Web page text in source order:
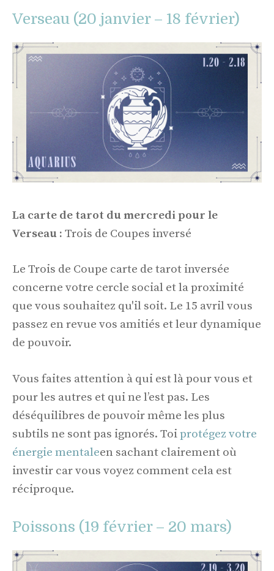
Verseau (20 janvier – 18 février)
La carte de tarot du mercredi pour le
Verseau : Trois de Coupes inversé
Le Trois de Coupe carte de tarot inversée
concerne votre cercle social et la proximité
que vous souhaitez qu'il soit. Le 15 avril vous
passez en revue vos amitiés et leur dynamique
de pouvoir.
Vous faites attention à qui est là pour vous et
pour les autres et qui ne l’est pas. Les
déséquilibres de pouvoir même les plus
subtils ne sont pas ignorés. Toiprotégez votre
énergie mentaleen sachant clairement où
investir car vous voyez comment cela est
réciproque.
Poissons (19 février – 20 mars)